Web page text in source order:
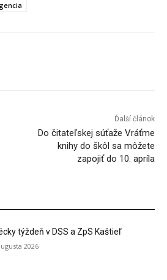
Ďalší článok
Do čitateľskej súťaže Vráťme
knihy do škôl sa môžete
zapojiť do 10. apríla
týždeň v DSS a ZpS Kaštieľ
2026